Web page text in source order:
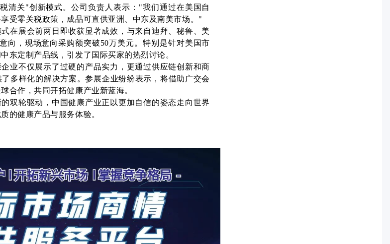
清关"创新模式。公司负责人表示："我们通过在美国自
受零关税政策，成品可直供亚洲、中东及南美市场。"
在展会前两日即收获显著成效，与来自迪拜、秘鲁、美
向，现场意向采购额突破50万美元。特别是针对美国市
东定制产品线，引发了国际买家的热烈讨论。
业不仅展示了过硬的产品实力，更通过供应链创新和商
多样化的解决方案。参展企业纷纷表示，将借助广交会
合作，共同开拓健康产业新蓝海。
双轮驱动，中国健康产业正以更加自信的姿态走向世界
的健康产品与服务体验。